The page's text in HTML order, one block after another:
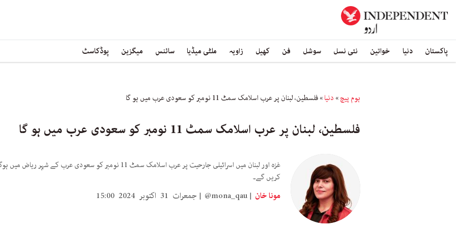
پاکستان دنیا خواتین نئی نسل سوشل فن کھیل زاویہ ملٹی میڈیا سائنس میگزین پوڈکاسٹ
ہوم پیچ» دنیا»فلسطین، لبنان پر عرب اسلامک سمٹ 11 نومبر کو سعودی عرب میں ہو گا
فلسطین، لبنان پر عرب اسلامک سمٹ 11 نومبر کو سعودی عرب میں ہو گا
غزہ اور لبنان میں اسرائیلی جارحیت پر عرب اسلامک سمٹ 11 نومبر
کریں گے۔
مونا خان @mona_qau جمعرات 31 اکتوبر 2024 15:00